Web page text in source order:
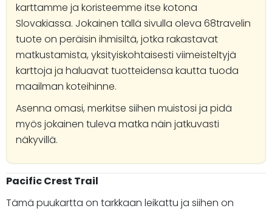
karttamme ja koristeemme itse kotona
Slovakiassa. Jokainen tällä sivulla oleva 68travelin
tuote on peräisin ihmisiltä, jotka rakastavat
matkustamista, yksityiskohtaisesti viimeisteltyjä
karttoja ja haluavat tuotteidensa kautta tuoda
maailman koteihinne.
Asenna omasi, merkitse siihen muistosi ja pidä
myös jokainen tuleva matka näin jatkuvasti
näkyvillä.
Pacific Crest Trail
Tämä puukartta on tarkkaan leikattu ja siihen on